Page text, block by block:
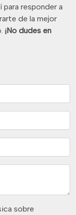
responder a
de la mejor
¡No dudes en